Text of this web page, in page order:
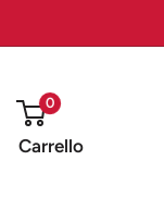
0
Carrello